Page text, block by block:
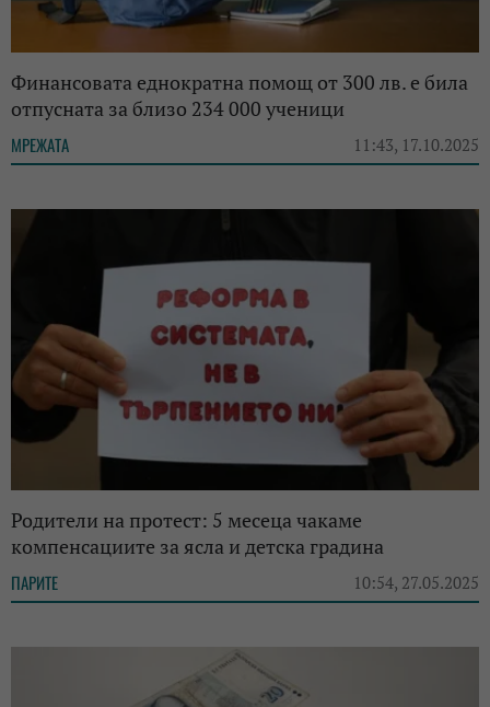
Финансовата еднократна помощ от 300 лв. е била
отпусната за близо 234 000 ученици
МРЕЖАТА 11:43, 17.10.2025
Родители на протест: 5 месеца чакаме
компенсациите за ясла и детска градина
ПАРИТЕ 10:54, 27.05.2025